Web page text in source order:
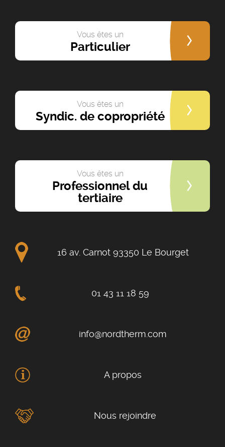
Vous êtes un
Particulier
Vous êtes un
Syndic. de copropriété
Vous êtes un
Professionnel du
tertiaire
16 av. Carnot 93350 Le Bourget
01 43 11 18 59
info@nordtherm.com
A propos
Nous rejoindre